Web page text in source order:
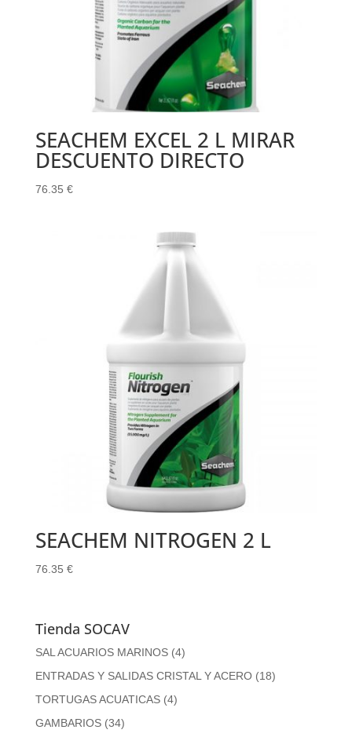
SEACHEM EXCEL 2 L MIRAR
DESCUENTO DIRECTO
76.35 €
SEACHEM NITROGEN 2 L
76.35 €
Tienda SOCAV
SAL ACUARIOS MARINOS (4)
ENTRADAS Y SALIDAS CRISTAL Y ACERO (18)
TORTUGAS ACUATICAS (4)
GAMBARIOS (34)